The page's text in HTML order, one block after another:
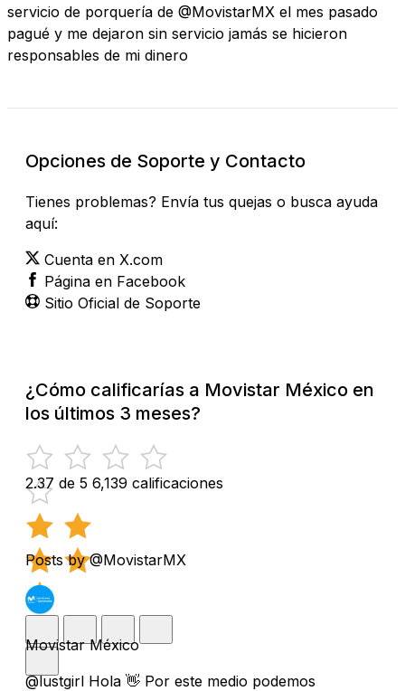
servicio de porquería de @MovistarMX el mes pasado
pagué y me dejaron sin servicio jamás se hicieron
responsables de mi dinero
Opciones de Soporte y Contacto
Tienes problemas? Envía tus quejas o busca ayuda
aquí:
Cuenta en X.com
Página en Facebook
Sitio Oficial de Soporte
¿Cómo calificarías a Movistar México en
los últimos 3 meses?
2.37 de 5 6,139 calificaciones
Posts by @MovistarMX
Movistar México
@lustgirl Hola 👋 Por este medio podemos